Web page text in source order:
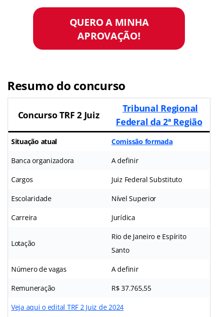
QUERO A MINHA
APROVAÇÃO!
Resumo do concurso
Concurso TRF 2 Juiz
Tribunal Regional
Federal da 2ª Região
Situação atual Comissão formada
Banca organizadora A definir
Cargos Juiz Federal Substituto
Escolaridade Nível Superior
Carreira Jurídica
Lotação
Rio de Janeiro e Espírito
Santo
Número de vagas A definir
Remuneração R$ 37.765,55
Veja aqui o edital TRF 2 Juiz de 2024